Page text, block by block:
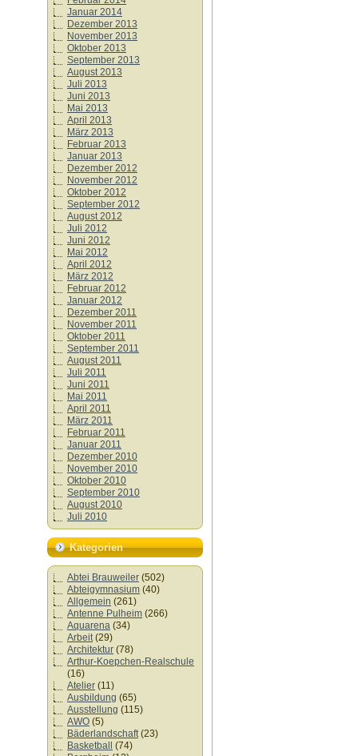
Januar 2014
Dezember 2013
November 2013
Oktober 2013
September 2013
August 2013
Juli 2013
Juni 2013
Mai 2013
April 2013
März 2013
Februar 2013
Januar 2013
Dezember 2012
November 2012
Oktober 2012
September 2012
August 2012
Juli 2012
Juni 2012
Mai 2012
April 2012
März 2012
Februar 2012
Januar 2012
Dezember 2011
November 2011
Oktober 2011
September 2011
August 2011
Juli 2011
Juni 2011
Mai 2011
April 2011
März 2011
Februar 2011
Januar 2011
Dezember 2010
November 2010
Oktober 2010
September 2010
August 2010
Juli 2010
Kategorien
Abtei Brauweiler (502)
Abteigymnasium (40)
Allgemein (261)
Antenne Pulheim (266)
Aquarena (34)
Arbeit(29)
Architektur (78)
Arthur-Koepchen-Realschule
(16)
Atelier (11)
Ausbildung (65)
Ausstellung (115)
AWO (5)
Bäderlandschaft(23)
Basketball
(74)